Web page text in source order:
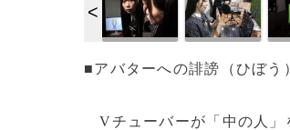
■アバターへの誹謗（ひぼう
Vチューバーが「中の人」